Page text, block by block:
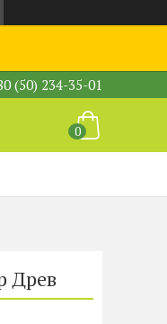
(50) 234-35-01
Древ